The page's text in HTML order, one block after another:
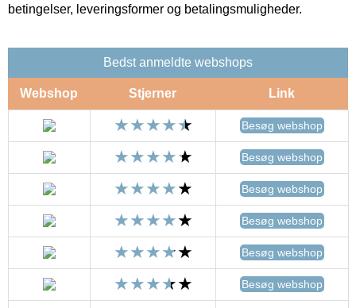
betingelser, leveringsformer og betalingsmuligheder.
Bedst anmeldte webshops
Webshop Stjerner Link
Besøg webshop
Besøg webshop
Besøg webshop
Besøg webshop
Besøg webshop
Besøg webshop